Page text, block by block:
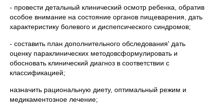
- провести детальный клинический осмотр ребенка, обратив
особое внимание на состояние органов пищеварения, дать
характеристику болевого и диспепсического синдромов;
- составить план дополнительного обследования' дать
оценку параклинических методовсформулировать и
обосновать клинический диагноз в соответствии с
классификацией;
назначить рациональную диету, оптимальный режим и
медикаментозное лечение;